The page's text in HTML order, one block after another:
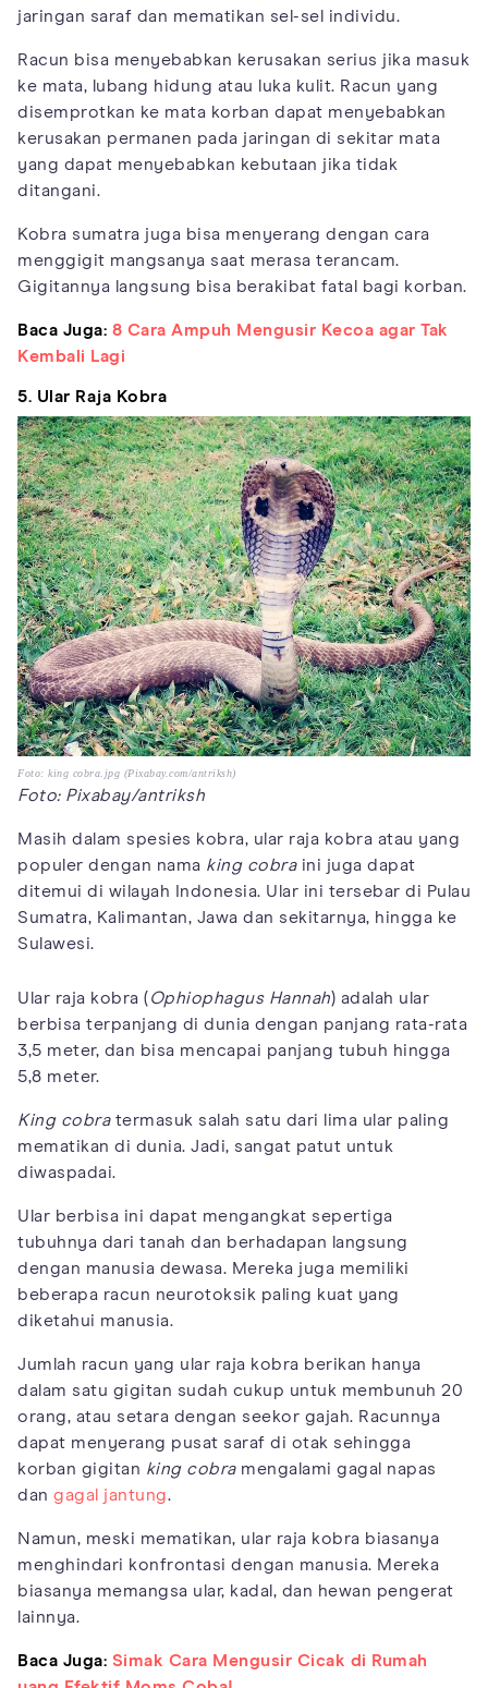
jaringan saraf dan mematikan sel-sel individu.
Racun bisa menyebabkan kerusakan serius jika masuk
ke mata, lubang hidung atau luka kulit. Racun yang
disemprotkan ke mata korban dapat menyebabkan
kerusakan permanen pada jaringan di sekitar mata
yang dapat menyebabkan kebutaan jika tidak
ditangani.
Kobra sumatra juga bisa menyerang dengan cara
menggigit mangsanya saat merasa terancam.
Gigitannya langsung bisa berakibat fatal bagi korban.
Baca Juga: 8 Cara Ampuh Mengusir Kecoa agar Tak
Kembali Lagi
5. Ular Raja Kobra
Foto: king cobra.jpg (Pixabay.com/antriksh)
Foto: Pixabay/antriksh
Masih dalam spesies kobra, ular raja kobra atau yang
populer dengan nama king cobraini juga dapat
ditemui di wilayah Indonesia. Ular ini tersebar di Pulau
Sumatra, Kalimantan, Jawa dan sekitarnya, hingga ke
Sulawesi.
Ular raja kobra (Ophiophagus Hannah) adalah ular
berbisa terpanjang di dunia dengan panjang rata-rata
3,5 meter, dan bisa mencapai panjang tubuh hingga
5,8 meter.
King cobratermasuk salah satu dari lima ular paling
mematikan di dunia. Jadi, sangat patut untuk
diwaspadai.
Ular berbisa ini dapat mengangkat sepertiga
tubuhnya dari tanah dan berhadapan langsung
dengan manusia dewasa. Mereka juga memiliki
beberapa racun neurotoksik paling kuat yang
diketahui manusia.
Jumlah racun yang ular raja kobra berikan hanya
dalam satu gigitan sudah cukup untuk membunuh 20
orang, atau setara dengan seekor gajah. Racunnya
dapat menyerang pusat saraf di otak sehingga
korban gigitan king cobramengalami gagal napas
dan gagal jantung.
Namun, meski mematikan, ular raja kobra biasanya
menghindari konfrontasi dengan manusia. Mereka
biasanya memangsa ular, kadal, dan hewan pengerat
lainnya.
Baca Juga: Simak Cara Mengusir Cicak di Rumah